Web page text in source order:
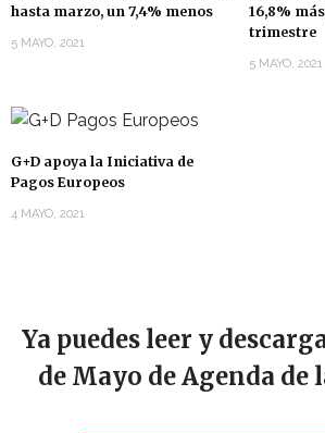
hasta marzo, un 7,4% menos
5 MAYO, 2021
16,8%
trimestre
5 MAYO, 2021
G+D apoya la Iniciativa de
Pagos Europeos
4 MAYO, 2021
Ya puedes leer y
de Mayo de Agenda de